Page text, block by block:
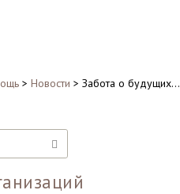
> Новости > Забота о будущих…